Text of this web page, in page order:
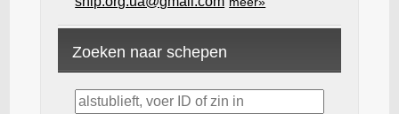
Zoeken naar schepen